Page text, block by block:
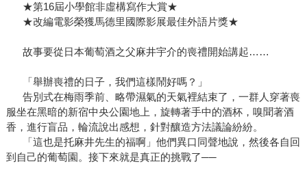
★第16屆小學館非虛構寫作大賞★
★改編電影榮獲馬德里國際影展最佳外語片獎★
故事要從日本葡萄酒之父麻井宇介的喪禮開始講起……
「舉辦喪禮的日子，我們這樣鬧好嗎？」
告別式在梅雨季前、略帶濕氣的天氣裡結束了，一群人穿著喪
服坐在黑暗的新宿中央公園地上，旋轉著手中的酒杯，嗅聞著酒
香，進行盲品，輪流說出感想，針對釀造方法議論紛紛。
「這也是托麻井先生的福啊」他們異口同聲地說，然後各自回
到自己的葡萄園。接下來就是真正的挑戰了──